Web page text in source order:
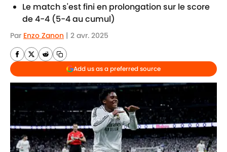
Le match s'est fini en prolongation sur le score
de 4-4 (5-4 au cumul)
Par Enzo Zanon | 2 avr. 2025
Add us as a preferred source